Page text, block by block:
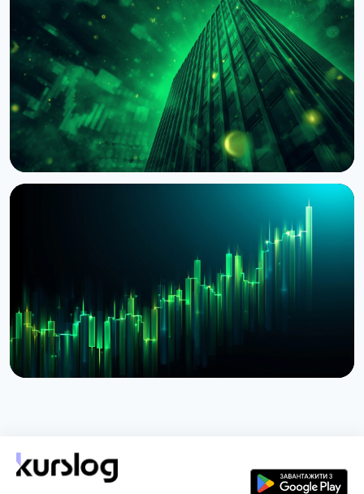
BNY Mellon запускає стейкінг для інституційних
клієнтів разом із Galaxy
4 серпня 2026 р. 4 хв читання
BlackRock токенізував доступ до $311 млрд
грошових фондів у Європі через Kinexys
3 серпня 2026 р.5 хв читання